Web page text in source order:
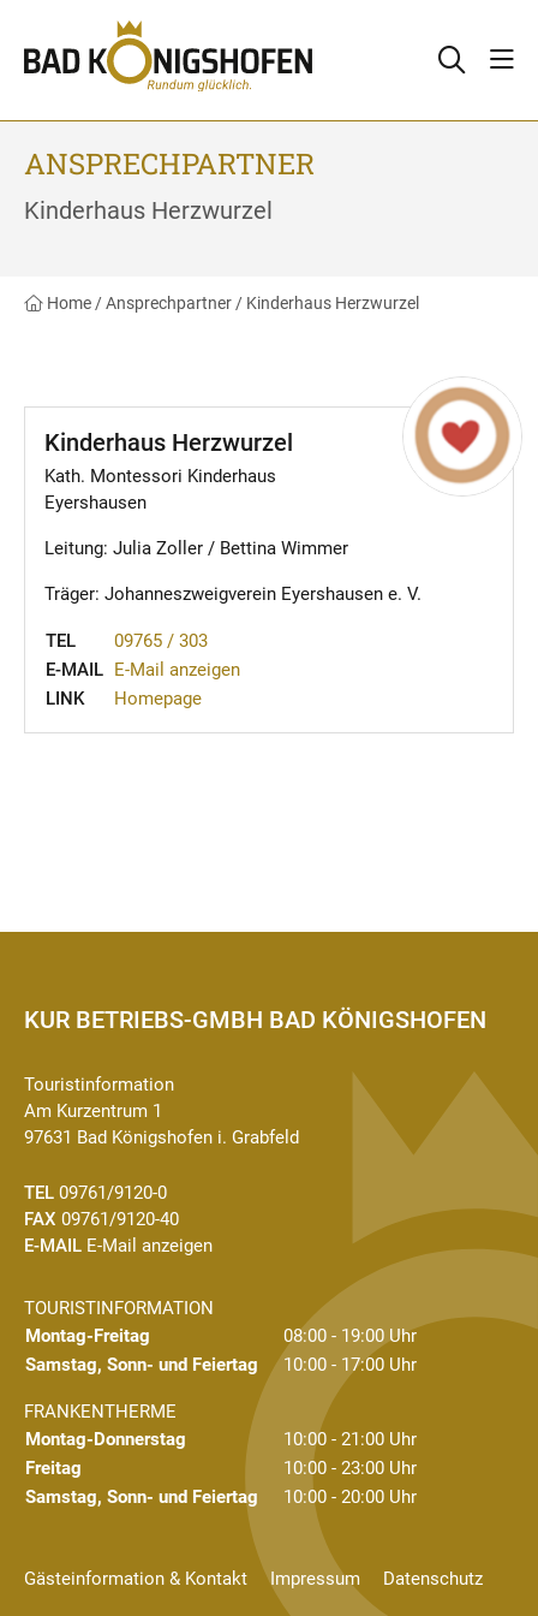
ANSPRECHPARTNER
Kinderhaus Herzwurzel
Home /Ansprechpartner / Kinderhaus Herzwurzel
Kinderhaus Herzwurzel
Kath. Montessori Kinderhaus
Eyershausen
Leitung: Julia Zoller / Bettina Wimmer
Träger: Johanneszweigverein Eyershausen e. V.
TEL
09765 / 303
E-MAIL E-Mail anzeigen
LINK
Homepage
KUR BETRIEBS-GMBH BAD KÖNIGSHOFEN
Touristinformation
Am Kurzentrum 1
97631 Bad Königshofen i. Grabfeld
TEL 09761/9120-0
FAX 09761/9120-40
E-MAIL E-Mail anzeigen
TOURISTINFORMATION
Montag-Freitag
08:00 - 19:00 Uhr
Samstag, Sonn- und Feiertag
10:00 - 17:00 Uhr
FRANKENTHERME
Montag-Donnerstag
10:00 - 21:00 Uhr
Freitag
10:00 - 23:00 Uhr
Samstag, Sonn- und Feiertag
10:00 - 20:00 Uhr
Gästeinformation & Kontakt Impressum Datenschutz